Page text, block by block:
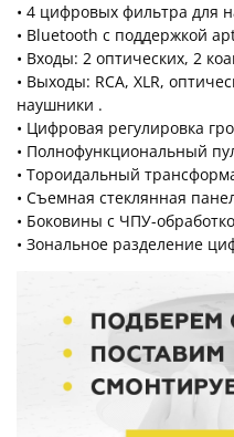
• 4 цифровых фильтра для
• Bluetooth с поддержкой
• Входы: 2 оптических, 2
• Выходы: RCA, XLR,
наушники .
• Цифровая регулировка
• Полнофункциональный
• Тороидальный
• Съемная стеклянная
• Боковины с ЧПУ-
• Зональное разделение